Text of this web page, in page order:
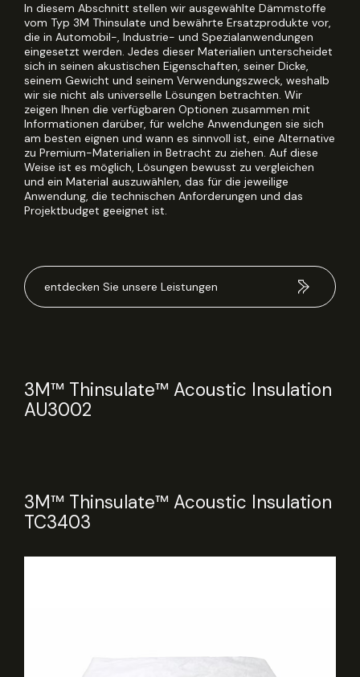
In diesem Abschnitt stellen wir ausgewählte Dämmstoffe
vom Typ 3M Thinsulate und bewährte Ersatzprodukte vor,
die in Automobil-, Industrie- und Spezialanwendungen
eingesetzt werden. Jedes dieser Materialien unterscheidet
sich in seinen akustischen Eigenschaften, seiner Dicke,
seinem Gewicht und seinem Verwendungszweck, weshalb
wir sie nicht als universelle Lösungen betrachten. Wir
zeigen Ihnen die verfügbaren Optionen zusammen mit
Informationen darüber, für welche Anwendungen sie sich
am besten eignen und wann es sinnvoll ist, eine Alternative
zu Premium-Materialien in Betracht zu ziehen. Auf diese
Weise ist es möglich, Lösungen bewusst zu vergleichen
und ein Material auszuwählen, das für die jeweilige
Anwendung, die technischen Anforderungen und das
Projektbudget geeignet ist.
entdecken Sie unsere Leistungen
3M™ Thinsulate™ Acoustic Insulation
AU3002
3M™ Thinsulate™ Acoustic Insulation
TC3403